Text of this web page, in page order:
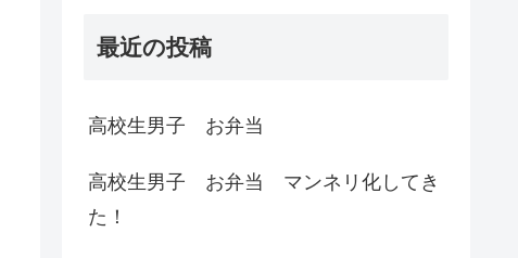
最近の投稿
高校生男子 お弁当
高校生男子 お弁当 マンネリ化してき
た！